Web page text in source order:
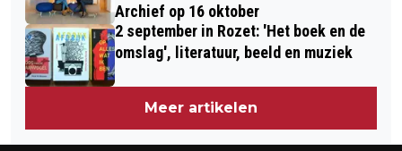
Archief op 16 oktober
2 september in Rozet: 'Het boek en de
omslag', literatuur, beeld en muziek
Meer artikelen